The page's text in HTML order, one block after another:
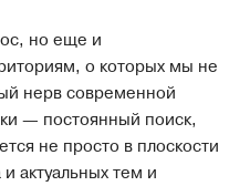
но еще и
о которых мы не
нерв современной
— постоянный поиск,
не просто в плоскости
актуальных тем и